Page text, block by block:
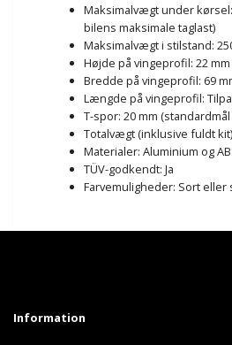
Maksimalvægt under
bilens maksimale taglast)
Maksimalvægt i stilstand:
Højde på vingeprofil: 22 mm
Bredde på vingeprofil: 69
Længde på vingeprofil:
T-spor: 20 mm
Totalvægt (inklusive fuldt
Materialer: Aluminium og
TÜV-godkendt: Ja
Farvemuligheder: Sort eller
Information